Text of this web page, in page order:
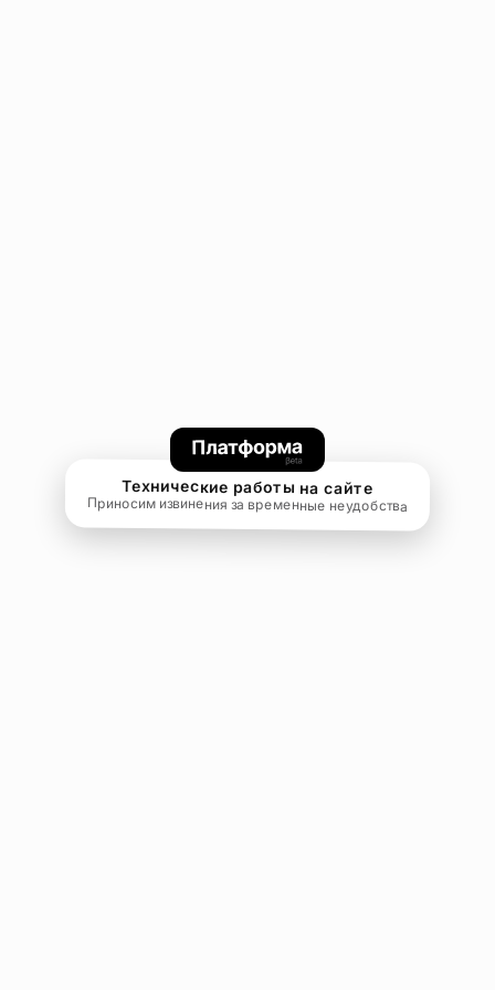
Технические работы на сайте
Приносим извинения за временные неудобства